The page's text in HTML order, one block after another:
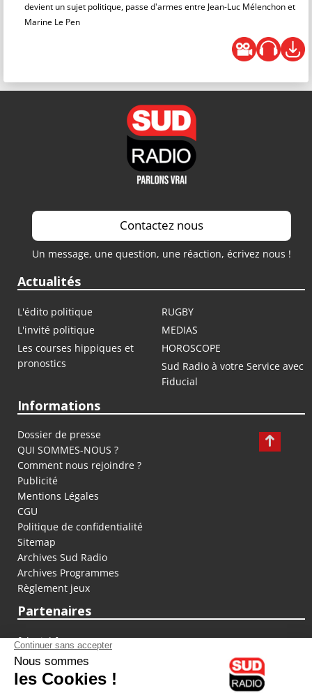
devient un sujet politique, passe d'armes entre Jean-Luc Mélenchon et
Marine Le Pen
Contactez nous
Un message, une question, une réaction, écrivez nous !
Actualités
L'édito politique
RUGBY
L'invité politique
MEDIAS
Les courses hippiques et
pronostics
HOROSCOPE
Sud Radio à votre Service avec
Fiducial
Informations
Dossier de presse
QUI SOMMES-NOUS ?
Comment nous rejoindre ?
Publicité
Mentions Légales
CGU
Politique de confidentialité
Sitemap
Archives Sud Radio
Archives Programmes
Règlement jeux
Partenaires
fiducial.fr
lyoncapitale.fr
olympique-et-lyonnais.com